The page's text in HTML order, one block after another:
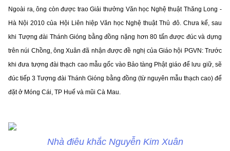
Ngoài ra, ông còn được trao Giải thưởng Văn học Nghệ thuật Thăng Long -
Hà Nội 2010 của Hội Liên hiệp Văn học Nghệ thuật Thủ đô. Chưa kể, sau
khi Tượng đài Thánh Gióng bằng đồng nặng hơn 80 tấn được đúc và dựng
trên núi Chồng, ông Xuân đã nhận được đề nghị của Giáo hội PGVN: Trước
khi đưa tượng đài thạch cao mẫu gốc vào Bảo tàng Phật giáo để lưu giữ, sẽ
đúc tiếp 3 Tượng đài Thánh Gióng bằng đồng (từ nguyên mẫu thạch cao) để
đặt ở Móng Cái, TP Huế và mũi Cà Mau.
Nhà điêu khắc Nguyễn Kim Xuân